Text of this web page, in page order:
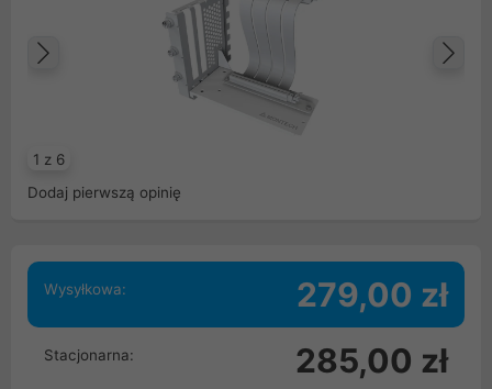
1 z 6
Poprzedni
Dodaj pierwszą opinię
Wysyłkowa: 279,00 zł
Stacjonarna: 285,00 zł